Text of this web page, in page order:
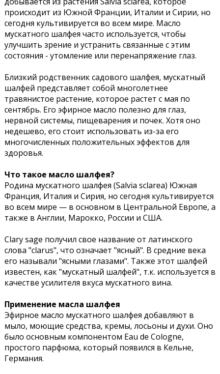
происходит из Южной Франции, Италии и Сирии, но
сегодня культивируется во всем мире. Масло
мускатного шалфея часто используется, чтобы
улучшить зрение и устранить связанные с этим
состояния - утомление или перенапряжение глаз.
Близкий родственник садового шалфея, мускатный
шалфей представляет собой многолетнее
травянистое растение, которое растет с мая по
сентябрь. Его эфирное масло полезно для глаз,
нервной системы, пищеварения и почек. Хотя оно
недешево, его стоит использовать из-за его
многочисленных положительных эффектов для
здоровья.
Что такое масло шалфея?
Родина мускатного шалфея (Salvia sclarea) Южная
Франция, Италия и Сирия, но сегодня культивируется
во всем мире — в основном в Центральной Европе, а
также в Англии, Марокко, России и США.
Clary sage получил свое название от латинского
слова "clarus", что означает "ясный". В средние века
его называли "ясными глазами". Также этот шалфей
известен, как "мускатный шалфей", т.к. используется в
качестве усилителя вкуса мускатного вина.
Применение масла шалфея
Эфирное масло мускатного шалфея добавляют в
мыло, моющие средства, кремы, лосьоны и духи. Оно
было основным компонентом Eau de Cologne,
простого парфюма, который появился в Кельне,
Германия.